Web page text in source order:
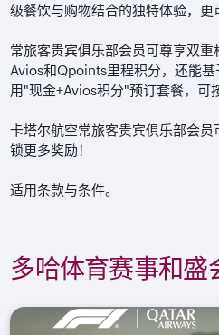
级餐饮与购物结合的独特体验，更
常旅客贵宾俱乐部会员可尊享双
Avios和Qpoints里程积分，还能
用"现金+Avios积分"预订套餐，可
卡塔尔航空常旅客贵宾俱乐部会
锁更多奖励！
适用条款与条件。
多哈体育赛事和盛